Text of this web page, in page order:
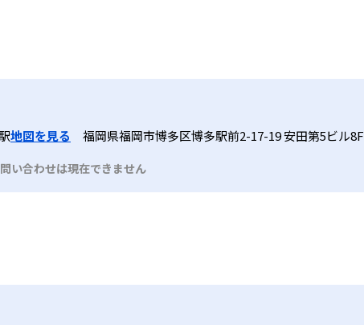
地図を見る 福岡県福岡市博多区博多駅前2-17-19 安田第5ビル8F
い合わせは現在できません